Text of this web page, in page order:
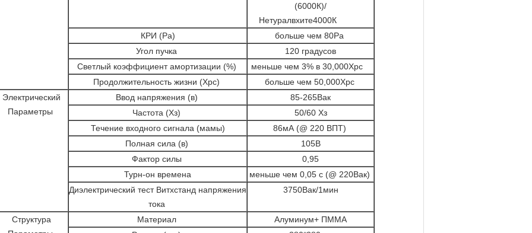
(6000К)/
Нетуралвхите4000К
КРИ (Ра)
больше чем 80Ра
Угол пучка
120 градусов
Светлый коэффициент амортизации (%)
меньше чем 3% в 30,000Хрс
Продолжительность жизни (Хрс)
больше чем 50,000Хрс
Электрический
Параметры
Ввод напряжения (в)
85-265Вак
Частота (Хз)
50/60 Хз
Течение входного сигнала (мамы)
86мА (@ 220 ВПТ)
Полная сила (в)
105В
Фактор силы
0,95
Турн-он времена
меньше чем 0,05 с (@ 220Вак)
Диэлектрический тест Витхстанд напряжения
тока
3750Вак/1мин
Структура
Материал
Алуминум+ ПММА